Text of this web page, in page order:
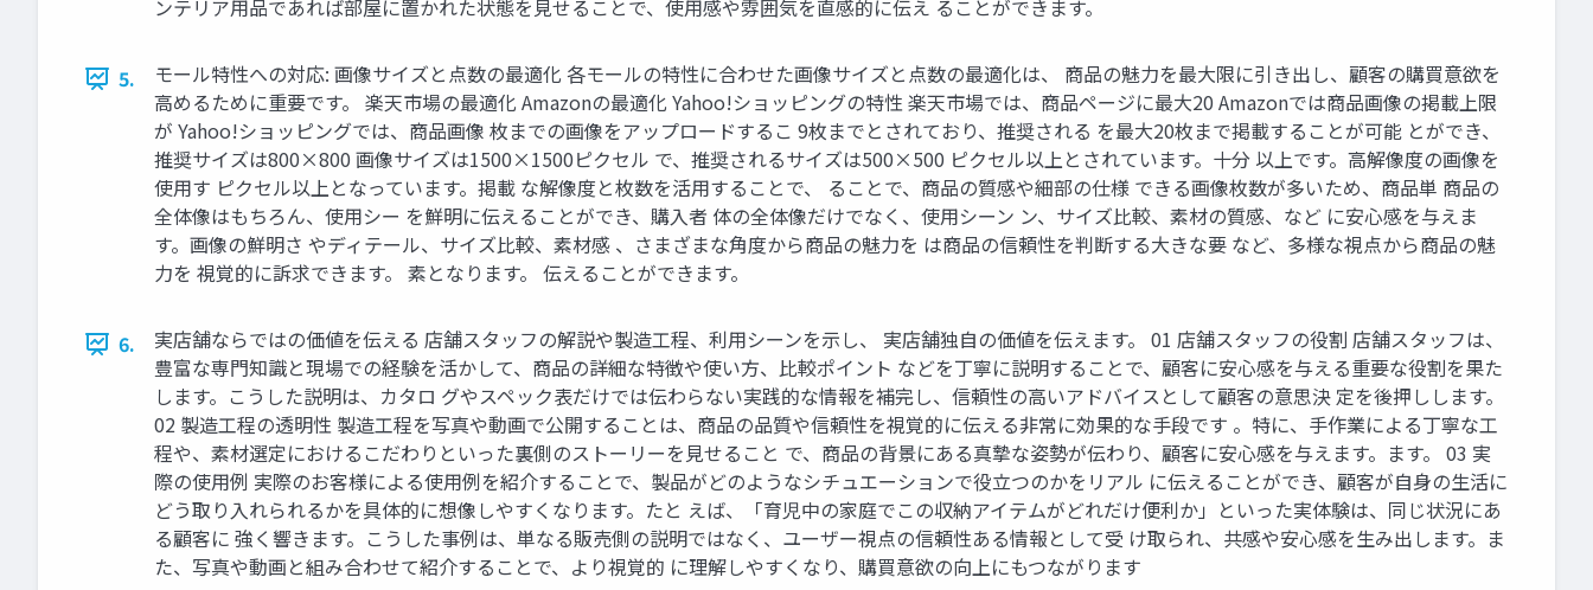
ンテリア用品であれば部屋に置かれた状態を見せることで、使用感や雰囲気を直感的に伝え ることができます。
5.
モール特性への対応: 画像サイズと点数の最適化 各モールの特性に合わせた画像サイズと点数の最適化は、 商品の魅力を最大限に引き出し、顧客の購買意欲を
高めるために重要です。 楽天市場の最適化 Amazonの最適化 Yahoo!ショッピングの特性 楽天市場では、商品ページに最大20 Amazonでは商品画像の掲載上限
が Yahoo!ショッピングでは、商品画像 枚までの画像をアップロードするこ 9枚までとされており、推奨される を最大20枚まで掲載することが可能 とができ、
推奨サイズは800×800 画像サイズは1500×1500ピクセル で、推奨されるサイズは500×500 ピクセル以上とされています。十分 以上です。高解像度の画像を
使用す ピクセル以上となっています。掲載 な解像度と枚数を活用することで、 ることで、商品の質感や細部の仕様 できる画像枚数が多いため、商品単 商品の
全体像はもちろん、使用シー を鮮明に伝えることができ、購入者 体の全体像だけでなく、使用シーン ン、サイズ比較、素材の質感、など に安心感を与えま
す。画像の鮮明さ やディテール、サイズ比較、素材感 、さまざまな角度から商品の魅力を は商品の信頼性を判断する大きな要 など、多様な視点から商品の魅
力を 視覚的に訴求できます。 素となります。 伝えることができます。
6.
実店舗ならではの価値を伝える 店舗スタッフの解説や製造工程、利用シーンを示し、 実店舗独自の価値を伝えます。 01 店舗スタッフの役割 店舗スタッフは、
豊富な専門知識と現場での経験を活かして、商品の詳細な特徴や使い方、比較ポイント などを丁寧に説明することで、顧客に安心感を与える重要な役割を果た
します。こうした説明は、カタロ グやスペック表だけでは伝わらない実践的な情報を補完し、信頼性の高いアドバイスとして顧客の意思決 定を後押しします。
02 製造工程の透明性 製造工程を写真や動画で公開することは、商品の品質や信頼性を視覚的に伝える非常に効果的な手段です 。特に、手作業による丁寧な工
程や、素材選定におけるこだわりといった裏側のストーリーを見せること で、商品の背景にある真摯な姿勢が伝わり、顧客に安心感を与えます。ます。 03 実
際の使用例 実際のお客様による使用例を紹介することで、製品がどのようなシチュエーションで役立つのかをリアル に伝えることができ、顧客が自身の生活に
どう取り入れられるかを具体的に想像しやすくなります。たと えば、「育児中の家庭でこの収納アイテムがどれだけ便利か」といった実体験は、同じ状況にあ
る顧客に 強く響きます。こうした事例は、単なる販売側の説明ではなく、ユーザー視点の信頼性ある情報として受 け取られ、共感や安心感を生み出します。ま
た、写真や動画と組み合わせて紹介することで、より視覚的 に理解しやすくなり、購買意欲の向上にもつながります